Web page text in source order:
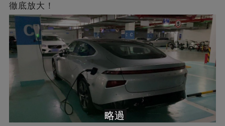
徹底放大！
略過